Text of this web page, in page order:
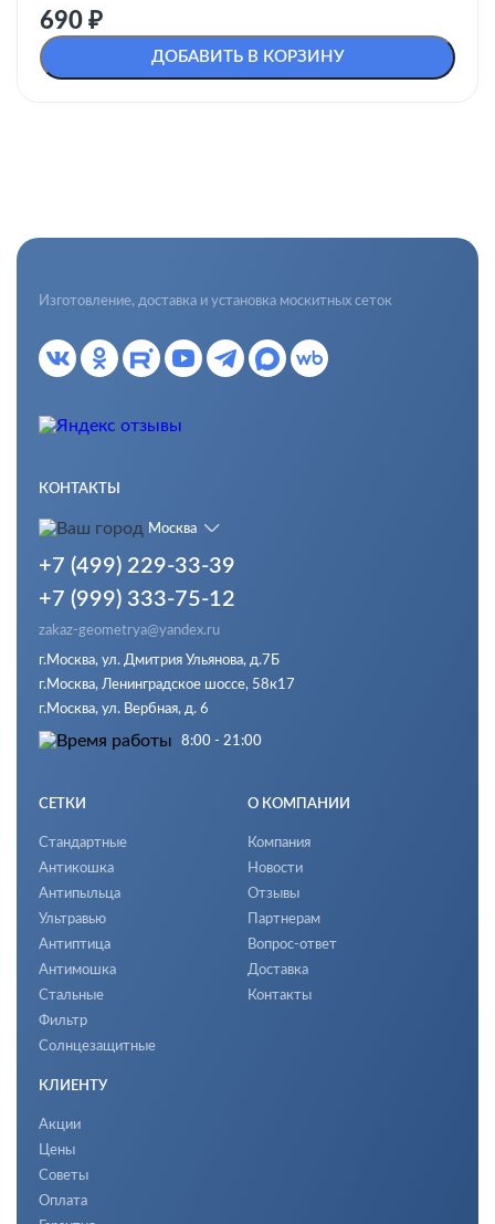
690 ₽
ДОБАВИТЬ В КОРЗИНУ
Изготовление, доставка и установка москитных сеток
КОНТАКТЫ
Москва
+7 (499) 229-33-39
+7 (999) 333-75-12
zakaz-geometrya@yandex.ru
г.Москва, ул. Дмитрия Ульянова, д.7Б
г.Москва, Ленинградское шоссе, 58к17
г.Москва, ул. Вербная, д. 6
8:00 - 21:00
СЕТКИ
Стандартные
Антикошка
Антипыльца
Ультравью
Антиптица
Антимошка
Стальные
Фильтр
Солнцезащитные
О КОМПАНИИ
Компания
Новости
Отзывы
Партнерам
Вопрос-ответ
Доставка
Контакты
КЛИЕНТУ
Акции
Цены
Советы
Оплата